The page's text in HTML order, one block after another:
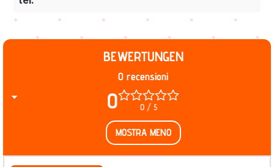
BEWERTUNGEN
0 0 / 5
0 recensioni
MOSTRA MENO